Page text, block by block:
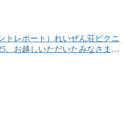
トレポート）れいぜん荘ピクニ
、お越しいただいたみなさまあ